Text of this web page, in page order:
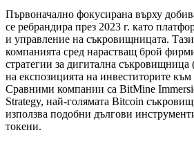
Първоначално фокусирана върху
се ребрандира през 2023 г. като
и управление на съкровищницата.
компанията сред нарастващ брой
стратегии за дигитална
на експозицията на инвеститорите
Сравними компании са BitMine
Strategy, най-голямата Bitcoin
използва подобни дългови
токени.